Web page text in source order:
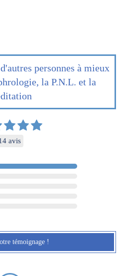
personnes à mieux
la P.N.L. et la
avis
témoignage !